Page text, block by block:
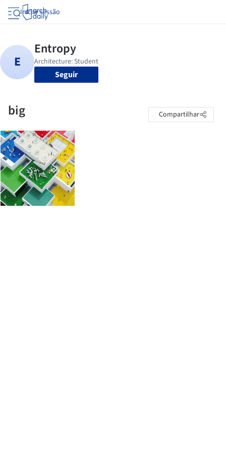
Iniciar sessão
Seguir
big Compartilhar